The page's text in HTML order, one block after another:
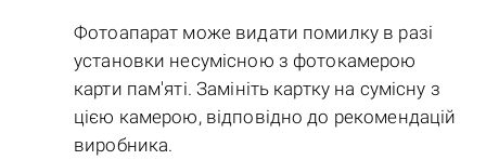
Фотоапарат може видати помилку в разі
установки несумісною з фотокамерою
карти пам'яті. Замініть картку на сумісну з
цією камерою, відповідно до рекомендацій
виробника.